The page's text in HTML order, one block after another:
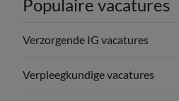
Populaire vacatures
Verzorgende IG vacatures
Verpleegkundige vacatures